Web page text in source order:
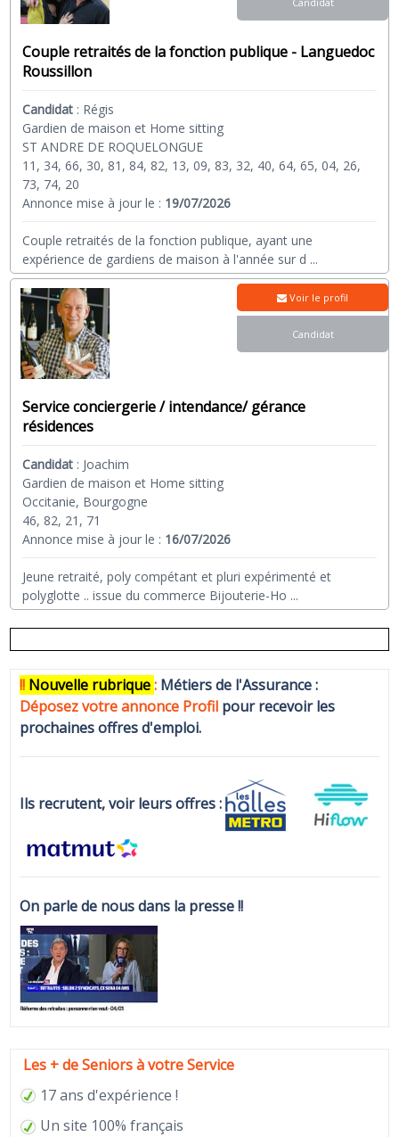
Couple retraités de la fonction publique - Languedoc
Roussillon
Candidat : Régis
Gardien de maison et Home sitting
ST ANDRE DE ROQUELONGUE
11, 34, 66, 30, 81, 84, 82, 13, 09, 83, 32, 40, 64, 65, 04, 26,
73, 74, 20
Annonce mise à jour le : 19/07/2026
Couple retraités de la fonction publique, ayant une
expérience de gardiens de maison à l'année sur d ...
Service conciergerie / intendance/ gérance
résidences
Candidat : Joachim
Gardien de maison et Home sitting
Occitanie, Bourgogne
46, 82, 21, 71
Annonce mise à jour le : 16/07/2026
Jeune retraité, poly compétant et pluri expérimenté et
polyglotte .. issue du commerce Bijouterie-Ho ...
Voir le profil
Candidat
!! Nouvelle rubrique: Métiers de l'Assurance :
Déposez votre annonce Profil pour recevoir les
prochaines offres d'emploi.
Ils recrutent, voir leurs offres :
On parle de nous dans la presse !!
Les + de Seniors à votre Service
17 ans d'expérience !
Un site 100% français